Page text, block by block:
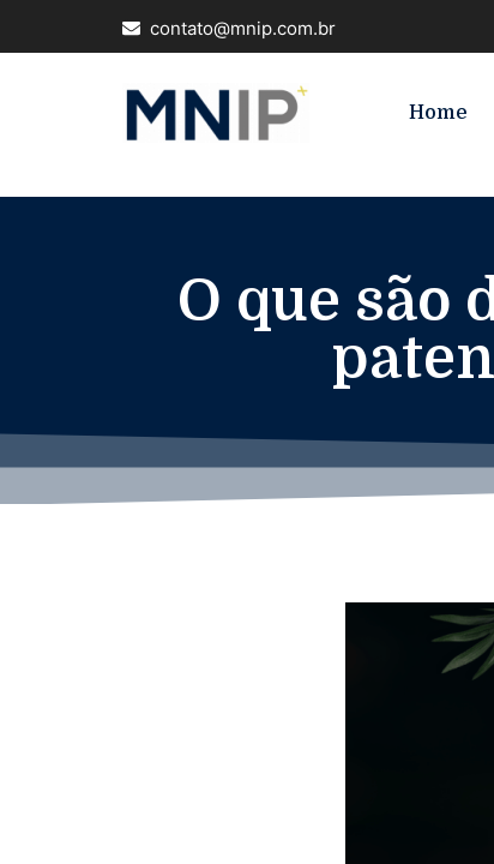
contato@mnip.com.br
Home
O que são